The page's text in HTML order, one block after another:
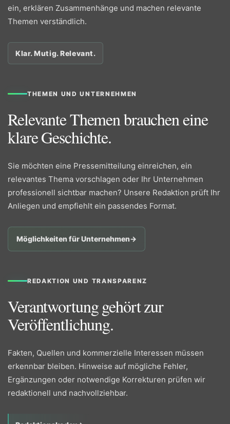
ein, erklären Zusammenhänge und machen relevante
Themen verständlich.
Klar. Mutig. Relevant.
THEMEN UND UNTERNEHMEN
Relevante Themen brauchen eine
klare Geschichte.
Sie möchten eine Pressemitteilung einreichen, ein
relevantes Thema vorschlagen oder Ihr Unternehmen
professionell sichtbar machen? Unsere Redaktion prüft Ihr
Anliegen und empfiehlt ein passendes Format.
Möglichkeiten für Unternehmen→
REDAKTION UND TRANSPARENZ
Verantwortung gehört zur
Veröffentlichung.
Fakten, Quellen und kommerzielle Interessen müssen
erkennbar bleiben. Hinweise auf mögliche Fehler,
Ergänzungen oder notwendige Korrekturen prüfen wir
redaktionell und nachvollziehbar.